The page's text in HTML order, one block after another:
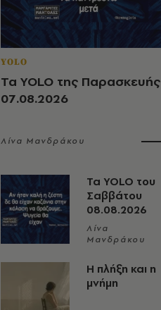
YOLO
Τα YOLO της Παρασκευής
07.08.2026
Λίνα Μανδράκου
Τα YOLO του
Σαββάτου
08.08.2026
Λίνα
Μανδράκου
Η πλήξη και η
μνήμη